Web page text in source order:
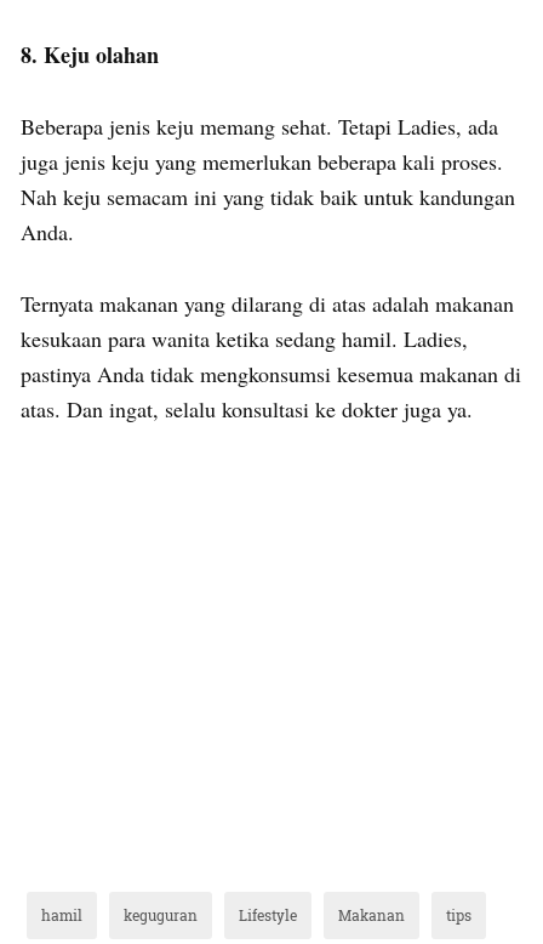
8. Keju olahan
Beberapa jenis keju memang sehat. Tetapi Ladies, ada
juga jenis keju yang memerlukan beberapa kali proses.
Nah keju semacam ini yang tidak baik untuk kandungan
Anda.
Ternyata makanan yang dilarang di atas adalah makanan
kesukaan para wanita ketika sedang hamil. Ladies,
pastinya Anda tidak mengkonsumsi kesemua makanan di
atas. Dan ingat, selalu konsultasi ke dokter juga ya.
hamil keguguran Lifestyle Makanan tips